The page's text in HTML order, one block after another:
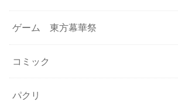
ゲーム 東方幕華祭
コミック
パクリ